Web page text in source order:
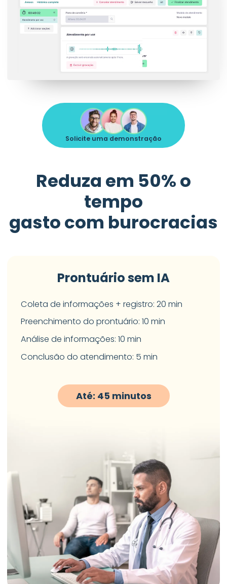
Solicite uma demonstração
Reduza em 50% o
tempo
gasto com burocracias
Prontuário sem IA
Coleta de informações + registro: 20 min
Preenchimento do prontuário: 10 min
Análise de informações: 10 min
Conclusão do atendimento: 5 min
Até: 45 minutos